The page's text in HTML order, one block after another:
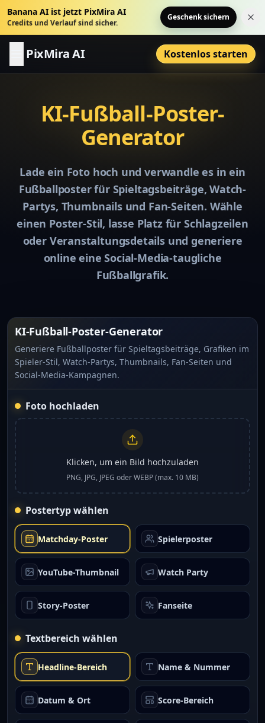
Banana AI ist jetzt PixMira AI
Credits und Verlauf sind sicher.
Geschenk sichern
PixMira AI Kostenlos starten
KI-Fußball-Poster-
Generator
Lade ein Foto hoch und verwandle es in ein
Fußballposter für Spieltagsbeiträge, Watch-
Partys, Thumbnails und Fan-Seiten. Wähle
einen Poster-Stil, lasse Platz für Schlagzeilen
oder Veranstaltungsdetails und generiere
online eine Social-Media-taugliche
Fußballgrafik.
KI-Fußball-Poster-Generator
Generiere Fußballposter für Spieltagsbeiträge, Grafiken im
Spieler-Stil, Watch-Partys, Thumbnails, Fan-Seiten und
Social-Media-Kampagnen.
Foto hochladen
Klicken, um ein Bild hochzuladen
PNG, JPG, JPEG oder WEBP (max. 10 MB)
Postertyp wählen
Matchday-Poster Spielerposter
YouTube-Thumbnail Watch Party
Story-Poster Fanseite
Textbereich wählen
Headline-Bereich Name & Nummer
Datum & Ort Score-Bereich